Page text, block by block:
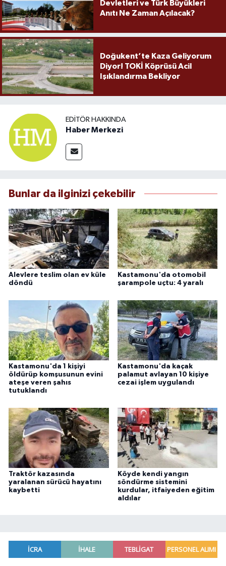
Devletleri ve Türk Büyükleri
Anıtı Ne Zaman Açılacak?
Doğukent’te Kaza Geliyorum
Diyor! TOKİ Köprüsü Acil
Işıklandırma Bekliyor
EDITÖR HAKKINDA
Haber Merkezi
Bunlar da ilginizi çekebilir
Alevlere teslim olan ev küle
döndü
Kastamonu'da otomobil
şarampole uçtu: 4 yaralı
Kastamonu'da 1 kişiyi
öldürüp komşusunun evini
ateşe veren şahıs
tutuklandı
Kastamonu'da kaçak
palamut avlayan 10 kişiye
cezai işlem uygulandı
Traktör kazasında
yaralanan sürücü hayatını
kaybetti
Köyde kendi yangın
söndürme sistemini
kurdular, itfaiyeden eğitim
aldılar